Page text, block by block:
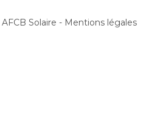
AFCB Solaire - Mentions légales